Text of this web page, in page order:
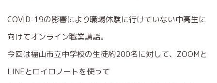
COVID-19の影響により職場体験に行けていない中高生に
向けてオンライン職業講話。
今回は福山市立中学校の生徒約200名に対して、ZOOMと
LINEとロイロノートを使って